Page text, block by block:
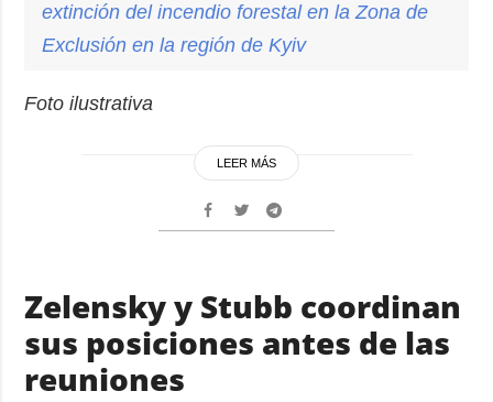
extinción delincendio forestal en la Zona de
Exclusión en la región de Kyiv
Foto ilustrativa
LEER MÁS
Zelensky y Stubb coordinan
sus posiciones antes de las
reuniones